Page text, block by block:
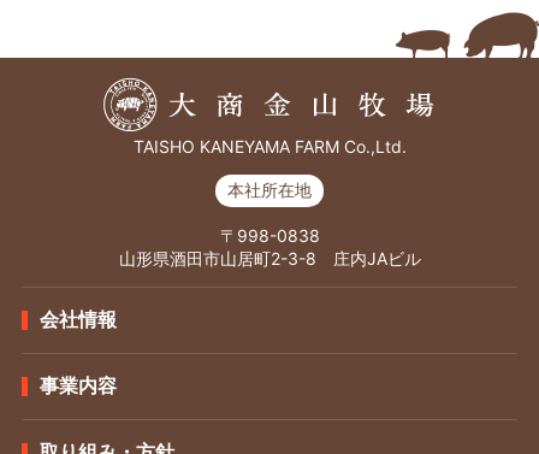
TAISHO KANEYAMA FARM Co.,Ltd.
本社所在地
〒998-0838
山形県酒田市山居町2-3-8 庄内JAビル
会社情報
事業内容